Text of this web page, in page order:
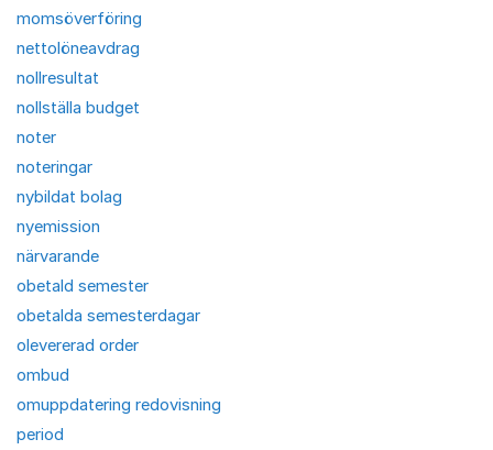
momsöverföring
nettolöneavdrag
nollresultat
nollställa budget
noter
noteringar
nybildat bolag
nyemission
närvarande
obetald semester
obetalda semesterdagar
olevererad order
ombud
omuppdatering redovisning
period